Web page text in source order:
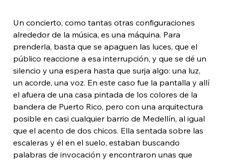
Un concierto, como tantas otras configuraciones
alrededor de la música, es una máquina. Para
prenderla, basta que se apaguen las luces, que el
público reaccione a esa interrupción, y que se dé un
silencio y una espera hasta que surja algo: una luz,
un acorde, una voz. En este caso fue la pantalla y allí
el afuera de una casa pintada de los colores de la
bandera de Puerto Rico, pero con una arquitectura
posible en casi cualquier barrio de Medellín, al igual
que el acento de dos chicos. Ella sentada sobre las
escaleras y él en el suelo, estaban buscando
palabras de invocación y encontraron unas que